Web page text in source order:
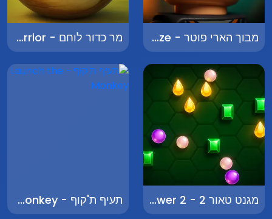
מבוך הארי פוטר - Harry Potter Maze מר כדור לוחם - Mr. Ball Warrior
מגנט טאור 2 - Magnet Tower 2 תעיף ת'קוף - Launch the Monkey